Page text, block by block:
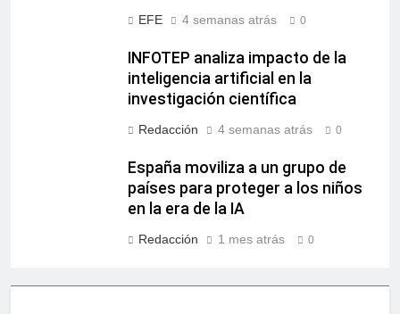
EFE 4 semanas atrás 0
INFOTEP analiza impacto de la
inteligencia artificial en la
investigación científica
Redacción 4 semanas atrás 0
España moviliza a un grupo de
países para proteger a los niños
en la era de la IA
Redacción 1 mes atrás 0